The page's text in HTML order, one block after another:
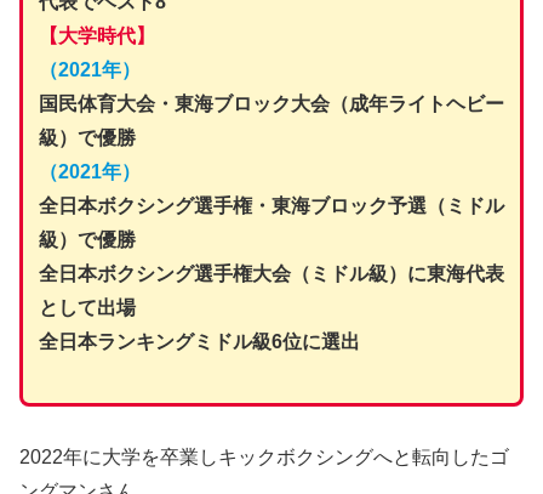
【大学時代】
（2021年）
国民体育大会・東海ブロック大会（成年ライトヘビー
級）で優勝
（2021年）
全日本ボクシング選手権・東海ブロック予選（ミドル
級）で優勝
全日本ボクシング選手権大会（ミドル級）に東海代表
として出場
全日本ランキングミドル級6位に選出
2022年に大学を卒業しキックボクシングへと転向したゴ